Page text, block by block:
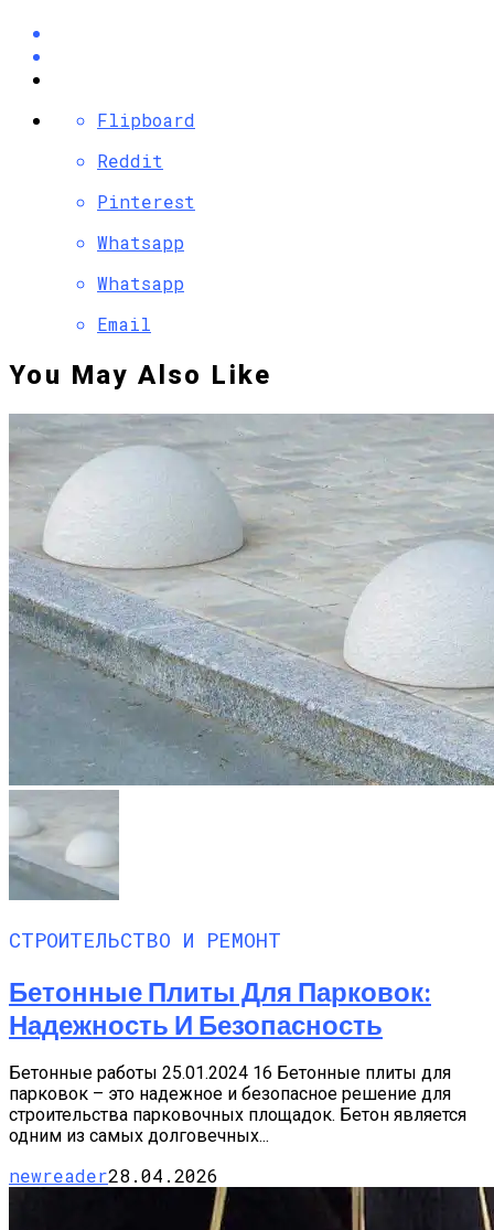
Flipboard
Reddit
Pinterest
Whatsapp
Whatsapp
Email
You May Also Like
СТРОИТЕЛЬСТВО И РЕМОНТ
Бетонные Плиты Для Парковок:
Надежность И Безопасность
Бетонные работы 25.01.2024 16 Бетонные плиты для
парковок – это надежное и безопасное решение для
строительства парковочных площадок. Бетон является
одним из самых долговечных...
newreader28.04.2026